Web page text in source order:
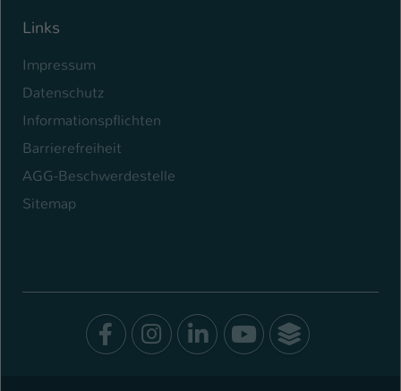
Links
Impressum
Datenschutz
Informationspflichten
Barrierefreiheit
AGG-Beschwerdestelle
Sitemap
Facebook
Instagram
LinkedIn
Youtube